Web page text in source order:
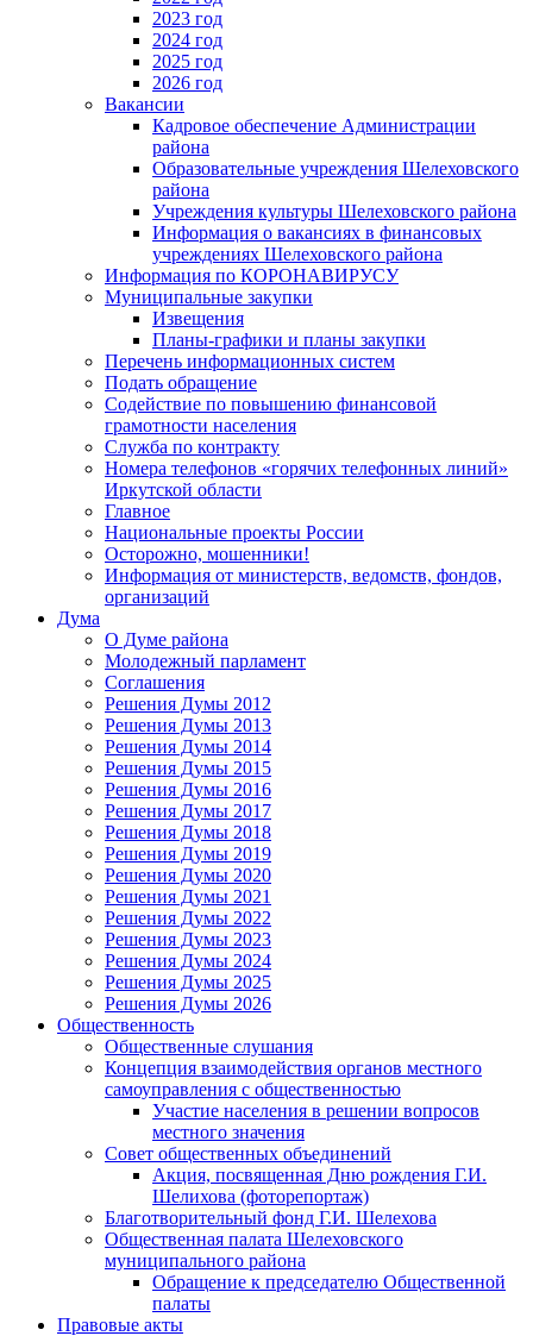
2023 год
2024 год
2025 год
2026 год
Вакансии
Кадровое обеспечение Администрации
района
Образовательные учреждения Шелеховского
района
Учреждения культуры Шелеховского района
Информация о вакансиях в финансовых
учреждениях Шелеховского района
Информация по КОРОНАВИРУСУ
Муниципальные закупки
Извещения
Планы-графики и планы закупки
Перечень информационных систем
Подать обращение
Содействие по повышению финансовой
грамотности населения
Служба по контракту
Номера телефонов «горячих телефонных линий»
Иркутской области
Главное
Национальные проекты России
Осторожно, мошенники!
Информация от министерств, ведомств, фондов,
организаций
Дума
О Думе района
Молодежный парламент
Соглашения
Решения Думы 2012
Решения Думы 2013
Решения Думы 2014
Решения Думы 2015
Решения Думы 2016
Решения Думы 2017
Решения Думы 2018
Решения Думы 2019
Решения Думы 2020
Решения Думы 2021
Решения Думы 2022
Решения Думы 2023
Решения Думы 2024
Решения Думы 2025
Решения Думы 2026
Общественность
Общественные слушания
Концепция взаимодействия органов местного
самоуправления с общественностью
Участие населения в решении вопросов
местного значения
Совет общественных объединений
Акция, посвященная Дню рождения Г.И.
Шелихова (фоторепортаж)
Благотворительный фонд Г.И. Шелехова
Общественная палата Шелеховского
муниципального района
Обращение к председателю Общественной
палаты
Правовые акты